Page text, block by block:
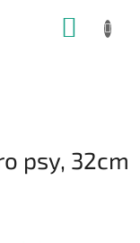
psy, 32cm